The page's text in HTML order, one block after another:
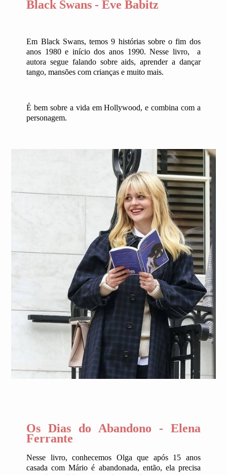
Black Swans - Eve Babitz
Em Black Swans, temos 9 histórias sobre o fim dos
anos 1980 e início dos anos 1990. Nesse livro,
a
autora segue falando sobre aids, aprender a dançar
tango, mansões com crianças e muito mais.
É bem sobre a vida em Hollywood, e combina com a
personagem.
Os Dias do Abandono - Elena
Ferrante
Nesse livro, conhecemos Olga que após 15 anos
casada com Mário é abandonada, então, ela precisa